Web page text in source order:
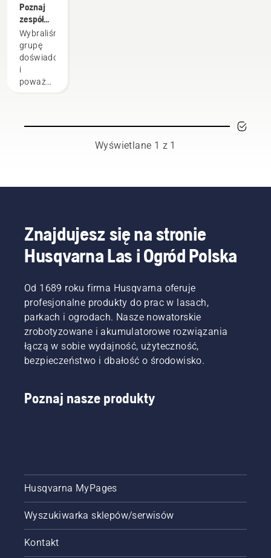
Poznaj
zespół
Husqvarna
H-Team
—
naszych
najbardziej
Wybraliśmy
grupę
doświadczonych
i
poważanych
najlepszych
w
swoich
krajach.
Stanowią
H-Team.
Są też
naszymi
najbardziej
wymagającymi
użytkownikami.
Wyświetlane 1 z 1
Znajdujesz się na stronie
Husqvarna Las i Ogród Polska
Od 1689 roku firma Husqvarna oferuje
profesjonalne produkty do prac w lasach,
parkach i ogrodach. Nasze nowatorskie
zrobotyzowane i akumulatorowe rozwiązania
łączą w sobie wydajność, użyteczność,
bezpieczeństwo i dbałość o środowisko.
Poznaj nasze produkty
Husqvarna MyPages
Wyszukiwarka sklepów/serwisów
Kontakt